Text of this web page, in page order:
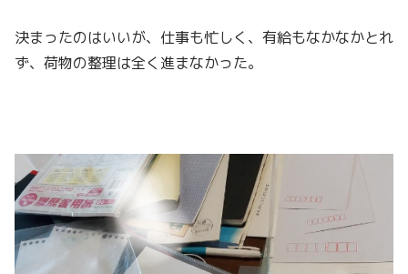
決まったのはいいが、仕事も忙しく、有給もなかなかとれ
ず、荷物の整理は全く進まなかった。